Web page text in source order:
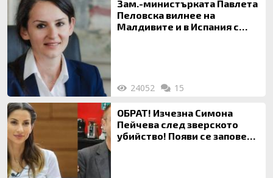
Зам.-министърката Павлета
Пеловска вилнее на
Малдивите и в Испания с
24052 15
ОБРАТ! Изчезна Симона
Пейчева след зверското
убийство! Появи се заповед